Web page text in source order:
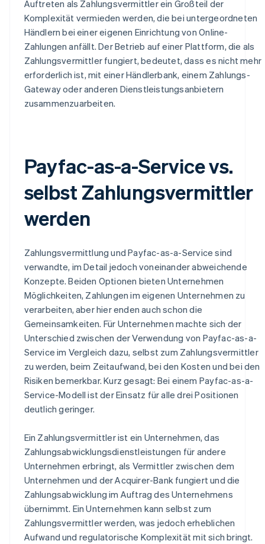
Auftreten als Zahlungsvermittler ein Großteil der
Komplexität vermieden werden, die bei untergeordneten
Händlern bei einer eigenen Einrichtung von Online-
Zahlungen anfällt. Der Betrieb auf einer Plattform, die als
Zahlungsvermittler fungiert, bedeutet, dass es nicht mehr
erforderlich ist, mit einer Händlerbank, einem Zahlungs-
Gateway oder anderen Dienstleistungsanbietern
zusammenzuarbeiten.
Payfac-as-a-Service vs.
selbst Zahlungsvermittler
werden
Zahlungsvermittlung und Payfac-as-a-Service sind
verwandte, im Detail jedoch voneinander abweichende
Konzepte. Beiden Optionen bieten Unternehmen
Möglichkeiten, Zahlungen im eigenen Unternehmen zu
verarbeiten, aber hier enden auch schon die
Gemeinsamkeiten. Für Unternehmen machte sich der
Unterschied zwischen der Verwendung von Payfac-as-a-
Service im Vergleich dazu, selbst zum Zahlungsvermittler
zu werden, beim Zeitaufwand, bei den Kosten und bei den
Risiken bemerkbar. Kurz gesagt: Bei einem Payfac-as-a-
Service-Modell ist der Einsatz für alle drei Positionen
deutlich geringer.
Ein Zahlungsvermittler ist ein Unternehmen, das
Zahlungsabwicklungsdienstleistungen für andere
Unternehmen erbringt, als Vermittler zwischen dem
Unternehmen und der Acquirer-Bank fungiert und die
Zahlungsabwicklung im Auftrag des Unternehmens
übernimmt. Ein Unternehmen kann selbst zum
Zahlungsvermittler werden, was jedoch erheblichen
Aufwand und regulatorische Komplexität mit sich bringt.